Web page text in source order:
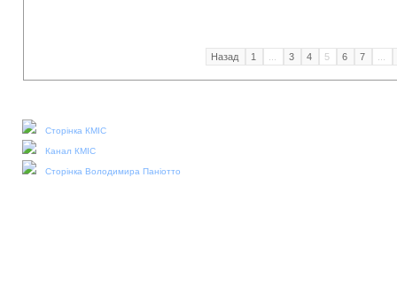
Назад 1 3 4 5 6 7
Сторінка КМІС
Канал КМІС
Сторінка Володимира Паніотто